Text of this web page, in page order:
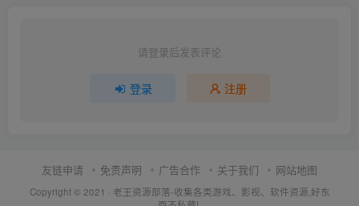
请登录后发表评论
登录 注册
友链申请 免责声明 广告合作 关于我们 网站地图
Copyright © 2021 · 老王资源部落-收集各类游戏、影视、软件资源,好东